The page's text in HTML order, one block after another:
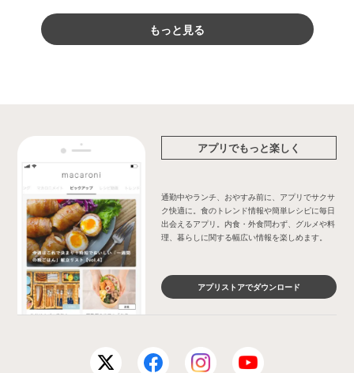
もっと見る
アプリでもっと楽しく
通勤中やランチ、おやすみ前に、アプリでサクサ
ク快適に。食のトレンド情報や簡単レシピに毎日
出会えるアプリ。内食・外食問わず、グルメや料
理、暮らしに関する幅広い情報を楽しめます。
アプリストアでダウンロード